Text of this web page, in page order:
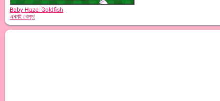
Baby Hazel Goldfish
এখনই খেলুন!